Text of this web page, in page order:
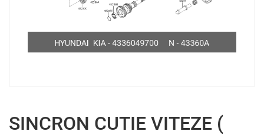
SINCRON CUTIE VITEZE (